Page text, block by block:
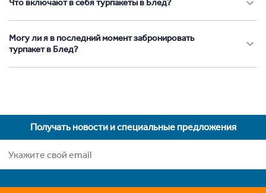
Что включают в себя турпакеты в Блед?
Могу ли я в последний момент забронировать
турпакет в Блед?
Получать новости и специальные предложения